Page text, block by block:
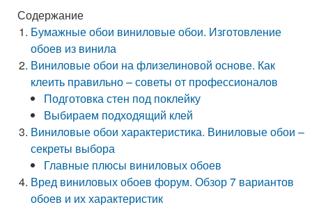
Содержание
Бумажные обои виниловые обои. Изготовление
обоев из винила
Виниловые обои на флизелиновой основе. Как
клеить правильно – советы от профессионалов
Подготовка стен под поклейку
Выбираем подходящий клей
Виниловые обои характеристика. Виниловые обои –
секреты выбора
Главные плюсы виниловых обоев
Вред виниловых обоев форум. Обзор 7 вариантов
обоев и их характеристик